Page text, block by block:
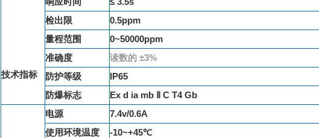
技术指标
检出限
0.5ppm
量程范围
0~50000ppm
准确度
读数的 ±3%
防护等级
IP65
防爆标志
Ex d ia mb Ⅱ C T4 Gb
电源
7.4v/0.6A
使用环境温度
-10~+45℃